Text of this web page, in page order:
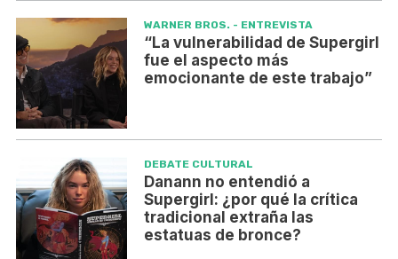
WARNER BROS. - ENTREVISTA
“La vulnerabilidad de Supergirl
fue el aspecto más
emocionante de este trabajo”
DEBATE CULTURAL
Danann no entendió a
Supergirl: ¿por qué la crítica
tradicional extraña las
estatuas de bronce?